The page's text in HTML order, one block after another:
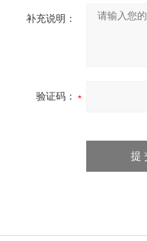
补充说明：
验证码：